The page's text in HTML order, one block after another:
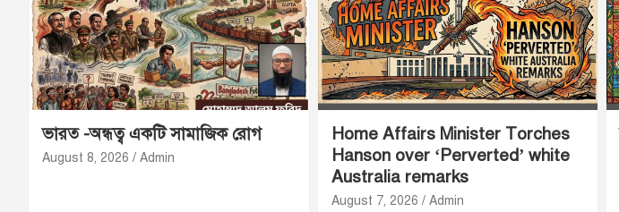
ভারত -অন্ধত্ব একটি সামাজিক রোগ
August 8, 2026 Admin
Home Affairs Minister Torches
Hanson over ‘Perverted’ white
Australia remarks
August 7, 2026 Admin